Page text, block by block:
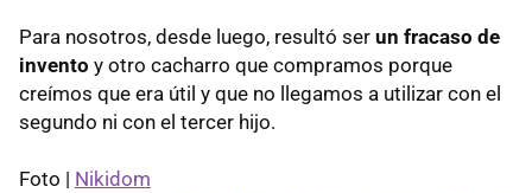
Para nosotros, desde luego, resultó ser un fracaso de
invento y otro cacharro que compramos porque
creímos que era útil y que no llegamos a utilizar con el
segundo ni con el tercer hijo.
Foto | Nikidom